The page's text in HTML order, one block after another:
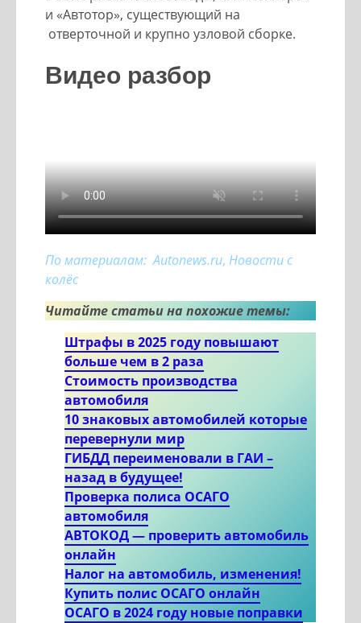
и «Автотор», существующий на
отверточной и крупно узловой сборке.
Видео разбор
По материалам: Autonews.ru, Новости с
колёс
Читайте статьи на похожие темы:
Штрафы в 2025 году повышают
больше чем в 2 раза
Стоимость производства
автомобиля
10 знаковых автомобилей которые
перевернули мир
ГИБДД переименовали в ГАИ –
назад в будущее!
Проверка полиса ОСАГО
автомобиля
АВТОКОД — проверить автомобиль
онлайн
Налог на автомобиль, изменения!
Купить полис ОСАГО онлайн
ОСАГО в 2024 году новые поправки